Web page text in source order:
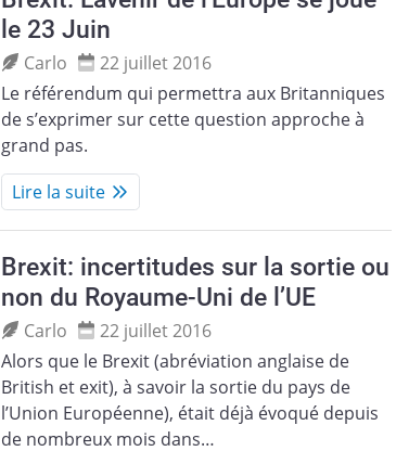
le 23 Juin
Carlo
22 juillet 2016
Le référendum qui permettra aux Britanniques
de s’exprimer sur cette question approche à
grand pas.
Lire la suite
Brexit: incertitudes sur la sortie ou
non du Royaume-Uni de l’UE
Carlo
22 juillet 2016
Alors que le Brexit (abréviation anglaise de
British et exit), à savoir la sortie du pays de
l’Union Européenne), était déjà évoqué depuis
de nombreux mois dans…